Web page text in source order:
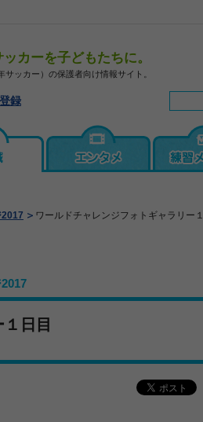
カーを子どもたちに。
サッカー）の保護者向け情報サイト。
録
2017
ワールドチャレンジフォトギャラリー１
日目